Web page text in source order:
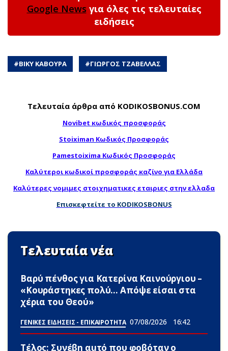
Google News για όλες τις τελευταίες
ειδήσεις
#ΒΙΚΥ ΚΑΒΟΥΡΑ #ΓΙΩΡΓΟΣ ΤΖΑΒΕΛΛΑΣ
Τελευταία άρθρα από KODIKOSBONUS.COM
Novibet κωδικός προσφοράς
Stoiximan Κωδικός Προσφοράς
Pamestoixima Κωδικός Προσφοράς
Καλύτεροι κωδικοί προσφοράς καζίνο για Ελλάδα
Καλύτερες νομιμες στοιχηματικες εταιριες στην ελλαδα
Επισκεφτείτε το KODIKOSBONUS
Τελευταία νέα
Βαρύ πένθος για Κατερίνα Καινούργιου –
«Κουράστηκες πολύ… Απόψε είσαι στα
χέρια του Θεού»
ΓΕΝΙΚΕΣ ΕΙΔΗΣΕΙΣ - ΕΠΙΚΑΙΡΟΤΗΤΑ 07/08/2026 16:42
Τέλος: Συνέβη αuτό που φοβόταν ο